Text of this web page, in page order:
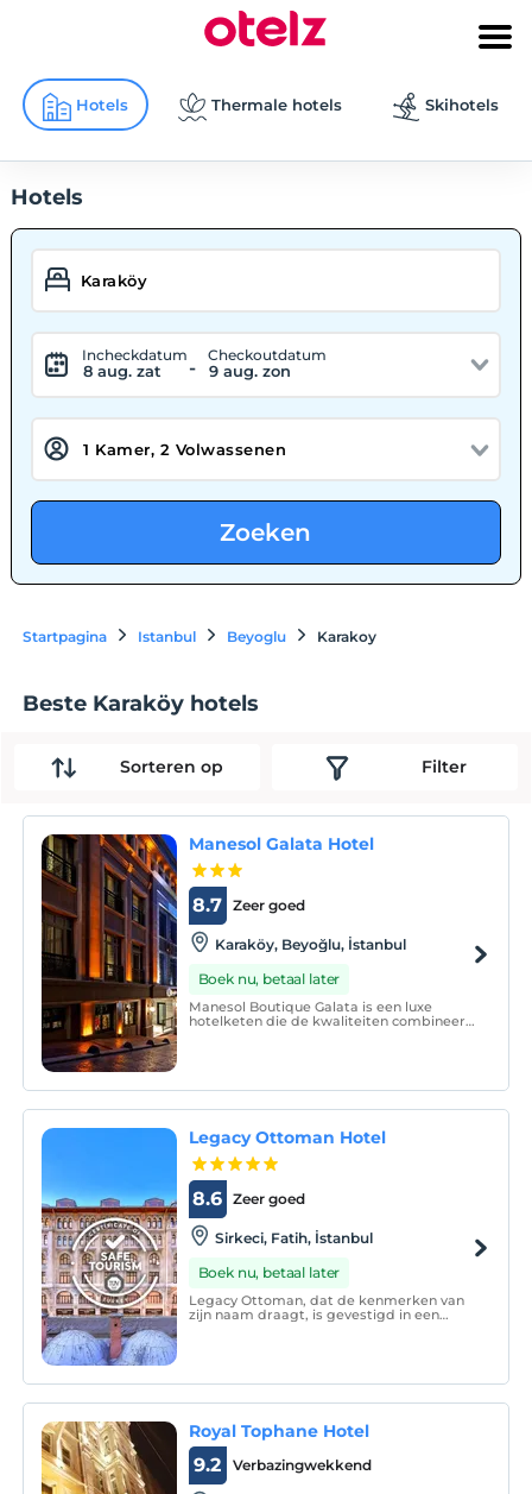
Hotels Thermale hotels Skihotels
Hotels
Incheckdatum
8 aug. zat -
Checkoutdatum
9 aug. zon
Zoeken
Startpagina Istanbul Beyoglu Karakoy
Beste Karaköy hotels
Sorteren op Filter
Manesol Galata Hotel
Zeer goed
8.7
Karaköy, Beyoğlu, İstanbul
Boek nu, betaal later
Manesol Boutique Galata is een luxe
hotelketen die de kwaliteiten combineert
Legacy Ottoman Hotel
Zeer goed
8.6
Sirkeci, Fatih, İstanbul
Boek nu, betaal later
Legacy Ottoman, dat de kenmerken van
zijn naam draagt, is gevestigd in een
binnenzwembad van het hotel.
Royal Tophane Hotel
Verbazingwekkend
9.2